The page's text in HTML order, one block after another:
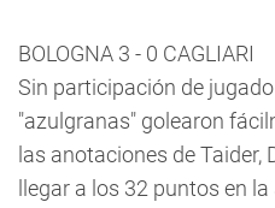
BOLOGNA 3 - 0 CAGLIARI
Sin participación de
"azulgranas" golearon
las anotaciones de
llegar a los 32 puntos en